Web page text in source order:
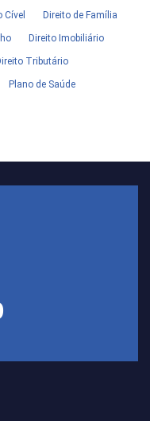
Cível Direito de Família
Direito Imobiliário
Tributário
Plano de Saúde